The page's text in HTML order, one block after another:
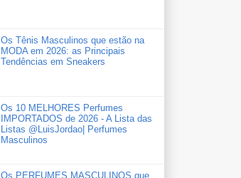
Os Tênis Masculinos que estão na
MODA em 2026: as Principais
Tendências em Sneakers
Os 10 MELHORES Perfumes
IMPORTADOS de 2026 - A Lista das
Listas ‪‪‪@LuisJordao‬| Perfumes
Masculinos
Os PERFUMES MASCULINOS que